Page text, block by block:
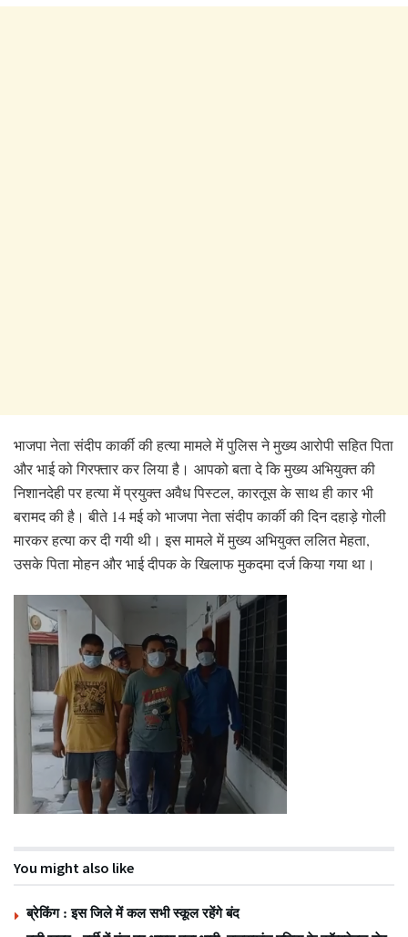
भाजपा नेता संदीप कार्की की हत्या मामले में पुलिस ने मुख्य आरोपी सहित पिता
और भाई को गिरफ्तार कर लिया है। आपको बता दे कि मुख्य अभियुक्त की
निशानदेही पर हत्या में प्रयुक्त अवैध पिस्टल, कारतूस के साथ ही कार भी
बरामद की है। बीते 14 मई को भाजपा नेता संदीप कार्की की दिन दहाड़े गोली
मारकर हत्या कर दी गयी थी। इस मामले में मुख्य अभियुक्त ललित मेहता,
उसके पिता मोहन और भाई दीपक के खिलाफ मुकदमा दर्ज किया गया था।
You might also like
ब्रेकिंग : इस जिले में कल सभी स्कूल रहेंगे बंद